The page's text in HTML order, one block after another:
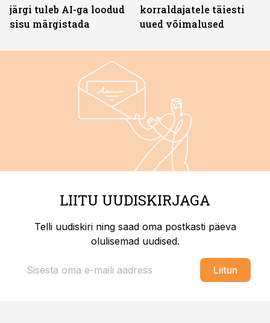
järgi tuleb AI-ga loodud
sisu märgistada
korraldajatele täiesti
uued võimalused
LIITU UUDISKIRJAGA
Telli uudiskiri ning saad oma postkasti päeva
olulisemad uudised.
Liitun